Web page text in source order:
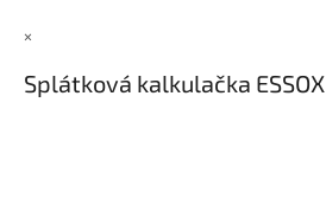
×
Splátková kalkulačka ESSOX